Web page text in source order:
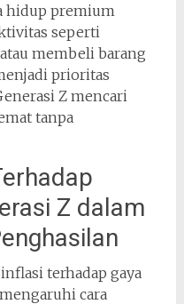
hidup premium
seperti
membeli barang
prioritas
Z mencari
tanpa
Z dalam
terhadap gaya
cara